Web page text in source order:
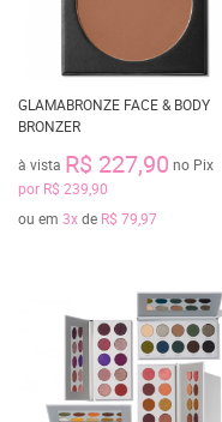
GLAMABRONZE FACE & BODY
BRONZER
à vista R$ 227,90 no Pix
por R$ 239,90
ou em 3xde R$ 79,97